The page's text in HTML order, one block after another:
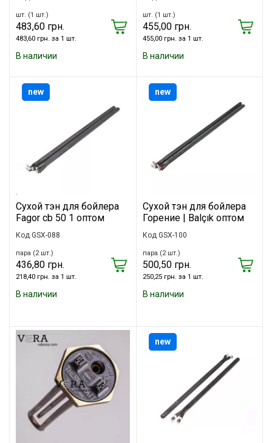
шт. (1 шт.)
483,60 грн.
483,60 грн. за 1 шт.
В наличии
шт. (1 шт.)
455,00 грн.
455,00 грн. за 1 шт.
В наличии
Сухой тэн для бойлера
Fagor cb 50 1 оптом
Код GSX-088
пара (2 шт.)
436,80 грн.
218,40 грн. за 1 шт.
В наличии
new
Сухой тэн для бойлера
Горение | Balçık оптом
Код GSX-100
пара (2 шт.)
500,50 грн.
250,25 грн. за 1 шт.
В наличии
new
new